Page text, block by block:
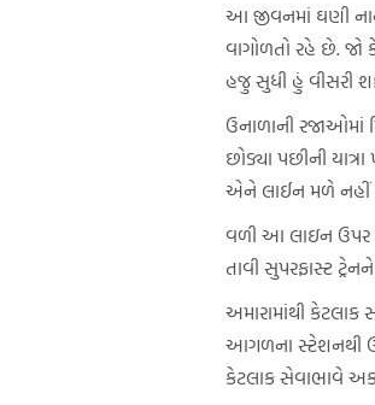
આ જીવનમાં ઘણી
વાગોળતો રહે છે.
હજુ સુધી હું વીસરી
ઉનાળાની રજાઓમાં
છોડ્યા પછીની
એને લાઈન મળે નહીં ને
વળી આ લાઇન ઉપર
તાવી સુપરફાસ્ટ
અમારામાંથી
આગળના સ્ટેશનથી
કેટલાક સેવાભાવે